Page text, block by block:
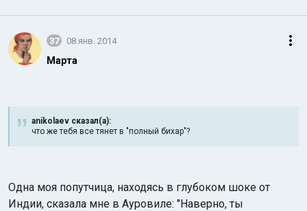
37 08 янв. 2014
Марта
anikolaev сказал(а):
что же тебя все тянет в "полный бихар"?
Одна моя попутчица, находясь в глубоком шоке от
Индии, сказала мне в Ауровиле: "Наверно, ты